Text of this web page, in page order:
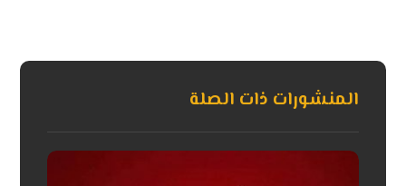
المنشورات ذات الصلة